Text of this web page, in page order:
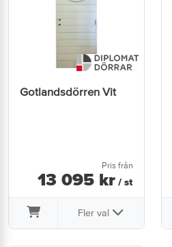
Gotlandsdörren Vit
Pris från
13 095 kr / st
Fler val